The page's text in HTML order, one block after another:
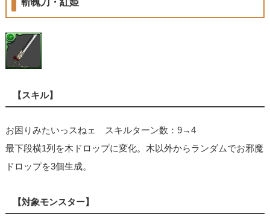
斬魄刀・紅姫
【スキル】
お困りみたいっスねェ スキルターン数：9→4
最下段横1列を木ドロップに変化。木以外からランダムでお邪魔
ドロップを3個生成。
【対象モンスター】